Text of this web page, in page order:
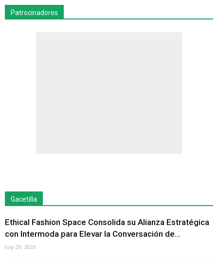
Patrocinadores
Gacetilla
Ethical Fashion Space Consolida su Alianza Estratégica
con Intermoda para Elevar la Conversación de...
July 29, 2026